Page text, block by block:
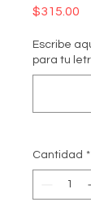
$315.00
Escribe
para tu
Cantidad *